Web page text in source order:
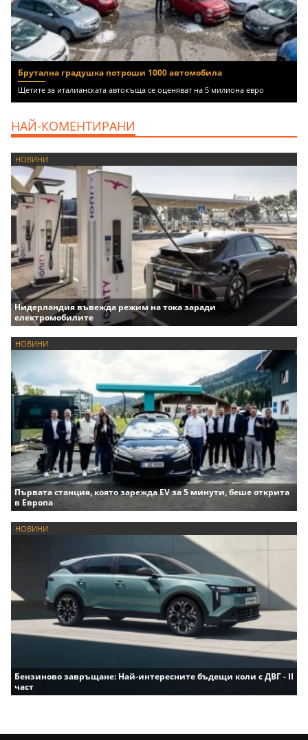
Брутална градушка потроши 1000 автомобила
Щетите за италианската автокъща се оценяват на 5 милиона евро
НАЙ-КОМЕНТИРАНИ
НОВИНИ
Нидерландия въвежда режим на тока заради
електромобилите
НОВИНИ
Първата станция, която зарежда EV за 5 минути, беше открита
в Европа
НОВИНИ
Бензиново завръщане: Най-интересните бъдещи коли с ДВГ - II
част